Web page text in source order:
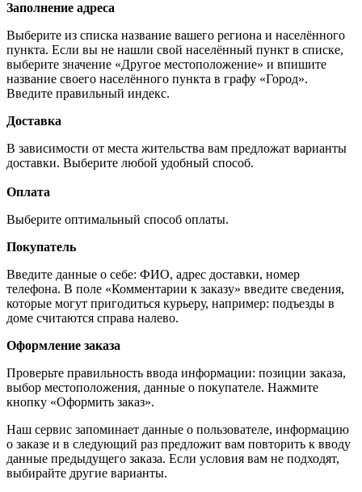
Заполнение адреса
Выберите из списка название вашего региона и населённого
пункта. Если вы не нашли свой населённый пункт в списке,
выберите значение «Другое местоположение» и впишите
название своего населённого пункта в графу «Город».
Введите правильный индекс.
Доставка
В зависимости от места жительства вам предложат варианты
доставки. Выберите любой удобный способ.
Оплата
Выберите оптимальный способ оплаты.
Покупатель
Введите данные о себе: ФИО, адрес доставки, номер
телефона. В поле «Комментарии к заказу» введите сведения,
которые могут пригодиться курьеру, например: подъезды в
доме считаются справа налево.
Оформление заказа
Проверьте правильность ввода информации: позиции заказа,
выбор местоположения, данные о покупателе. Нажмите
кнопку «Оформить заказ».
Наш сервис запоминает данные о пользователе, информацию
о заказе и в следующий раз предложит вам повторить к вводу
данные предыдущего заказа. Если условия вам не подходят,
выбирайте другие варианты.